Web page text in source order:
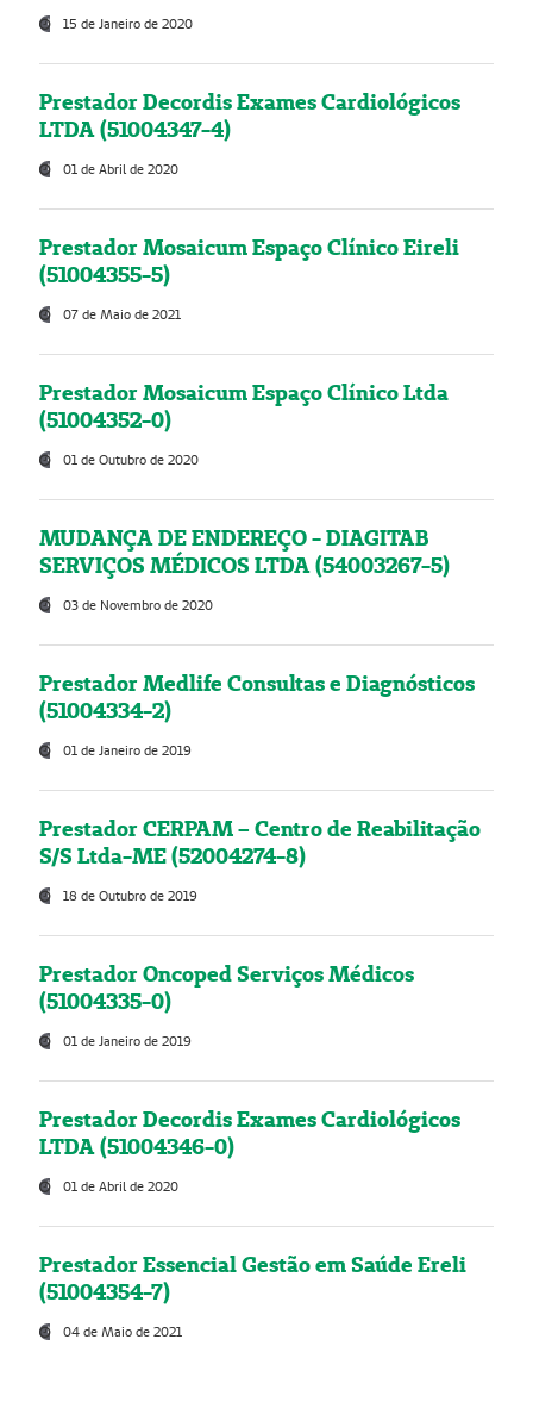
15 de Janeiro de 2020
Prestador Decordis Exames Cardiológicos
LTDA (51004347-4)
01 de Abril de 2020
Prestador Mosaicum Espaço Clínico Eireli
(51004355-5)
07 de Maio de 2021
Prestador Mosaicum Espaço Clínico Ltda
(51004352-0)
01 de Outubro de 2020
MUDANÇA DE ENDEREÇO - DIAGITAB
SERVIÇOS MÉDICOS LTDA (54003267-5)
03 de Novembro de 2020
Prestador Medlife Consultas e Diagnósticos
(51004334-2)
01 de Janeiro de 2019
Prestador CERPAM – Centro de Reabilitação
S/S Ltda-ME (52004274-8)
18 de Outubro de 2019
Prestador Oncoped Serviços Médicos
(51004335-0)
01 de Janeiro de 2019
Prestador Decordis Exames Cardiológicos
LTDA (51004346-0)
01 de Abril de 2020
Prestador Essencial Gestão em Saúde Ereli
(51004354-7)
04 de Maio de 2021